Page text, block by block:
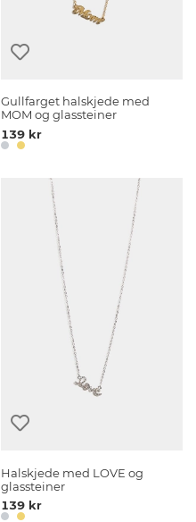
Gullfarget halskjede med
MOM og glassteiner
139 kr
Halskjede med LOVE og
glassteiner
139 kr